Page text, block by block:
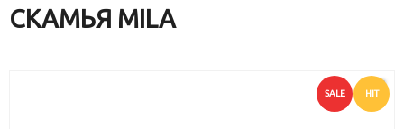
СКАМЬЯ MILA
HIT
SALE